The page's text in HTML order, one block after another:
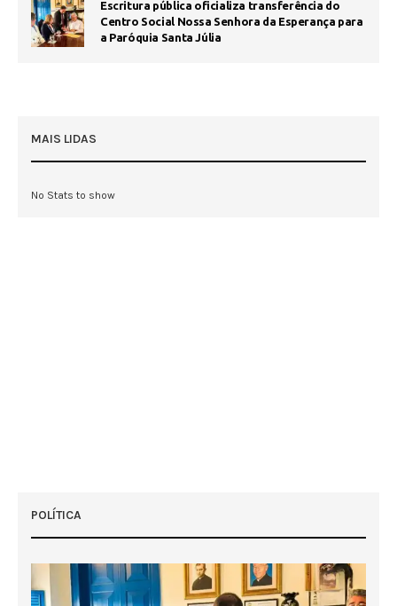
Escritura pública oficializa transferência do
Centro Social Nossa Senhora da Esperança para
a Paróquia Santa Júlia
MAIS LIDAS
No Stats to show
POLÍTICA